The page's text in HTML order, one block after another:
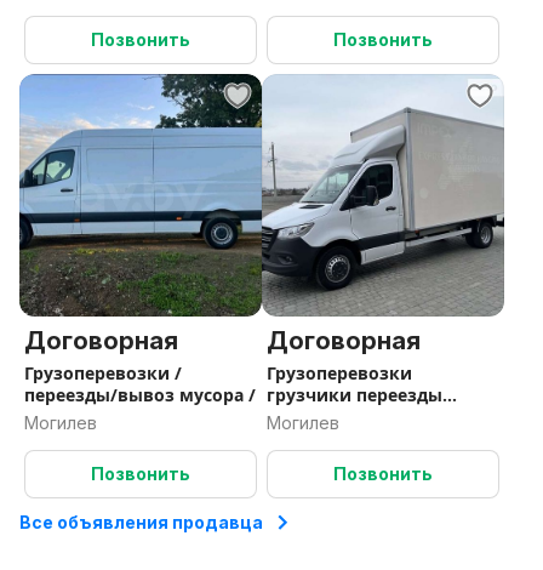
Позвонить Позвонить
Договорная
Грузоперевозки /
переезды/вывоз мусора /
Могилев
Позвонить
Договорная
Грузоперевозки
грузчики переезды
доставки
Могилев
Позвонить
Все объявления продавца